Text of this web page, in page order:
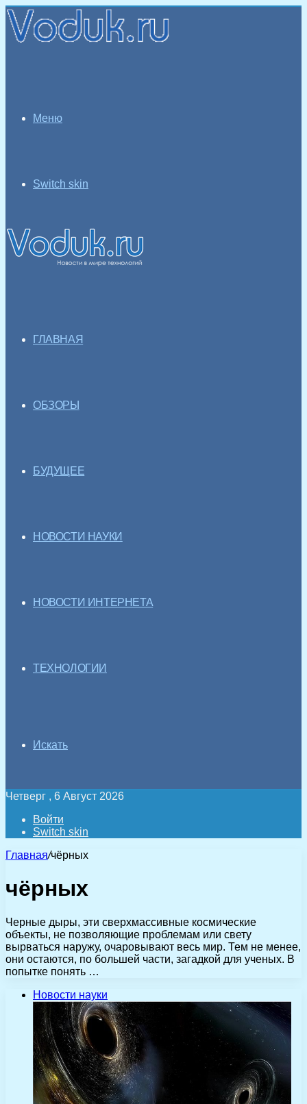
Меню
Switch skin
ГЛАВНАЯ
ОБЗОРЫ
БУДУЩЕЕ
НОВОСТИ НАУКИ
НОВОСТИ ИНТЕРНЕТА
ТЕХНОЛОГИИ
Искать
Четверг , 6 Август 2026
Войти
Switch skin
Главная/чёрных
чёрных
Черные дыры, эти сверхмассивные космические
объекты, не позволяющие проблемам или свету
вырваться наружу, очаровывают весь мир. Тем не менее,
они остаются, по большей части, загадкой для ученых. В
попытке понять …
Новости науки